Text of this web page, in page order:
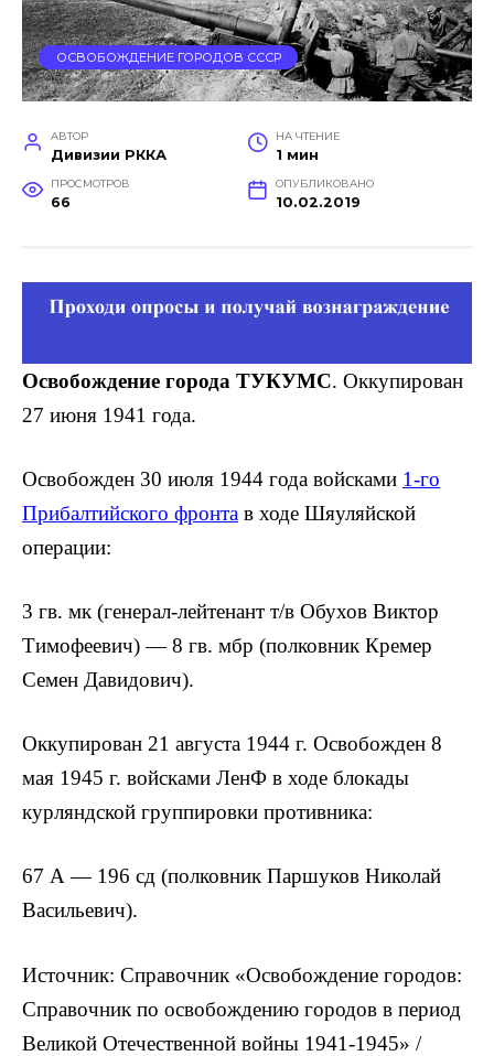
ОСВОБОЖДЕНИЕ ГОРОДОВ СССР
АВТОР
Дивизии РККА
НА ЧТЕНИЕ
1 мин
ПРОСМОТРОВ
66
ОПУБЛИКОВАНО
10.02.2019
Освобождение города ТУКУМС. Оккупирован
27 июня 1941 года.
Освобожден 30 июля 1944 года войсками 1-го
Прибалтийского фронта в ходе Шяуляйской
операции:
3 гв. мк (генерал-лейтенант т/в Обухов Виктор
Тимофеевич) — 8 гв. мбр (полковник Кремер
Семен Давидович).
Оккупирован 21 августа 1944 г. Освобожден 8
мая 1945 г. войсками ЛенФ в ходе блокады
курляндской группировки противника:
67 А — 196 сд (полковник Паршуков Николай
Васильевич).
Источник: Справочник «Освобождение городов:
Справочник по освобождению городов в период
Великой Отечественной войны 1941-1945» /